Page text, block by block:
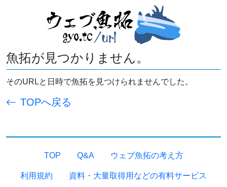
魚拓が見つかりません。
そのURLと日時で魚拓を見つけられませんでした。
TOPへ戻る
TOP Q&A ウェブ魚拓の考え方
利用規約 資料・大量取得用などの有料サービス